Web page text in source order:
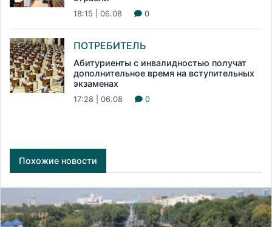
18:15 | 06.08 0
ПОТРЕБИТЕЛЬ
Абитуриенты с инвалидностью получат
дополнительное время на вступительных
экзаменах
17:28 | 06.08 0
Похожие новости